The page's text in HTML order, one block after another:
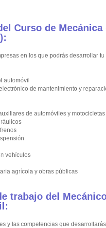
Curso de
):
en los que podrás desarrollar
automóvil
de mantenimiento y
de automóviles y motocicletas
vehículos
agrícola y obras públicas
trabajo del
y las competencias que